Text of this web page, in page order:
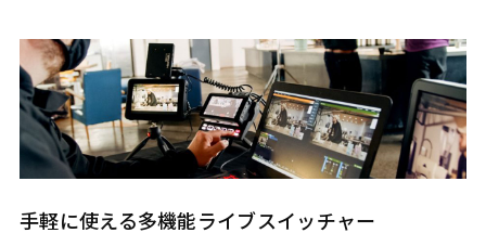
手軽に使える多機能ライブスイッチャー